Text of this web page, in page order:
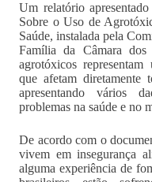
Um relatório
Sobre o Uso de
Saúde, instalada pela
Família da Câmara
agrotóxicos
que afetam diretamente
apresentando vários
problemas na saúde e no
De acordo com o
vivem em insegurança
alguma experiência de